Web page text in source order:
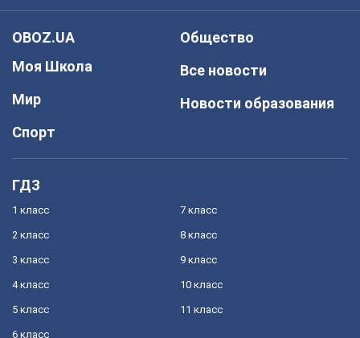
OBOZ.UA
Моя Школа
Мир
Спорт
Общество
Все новости
Новости образования
ГДЗ
1 класс
2 класс
3 класс
4 класс
5 класс
6 класс
7 класс
8 класс
9 класс
10 класс
11 класс